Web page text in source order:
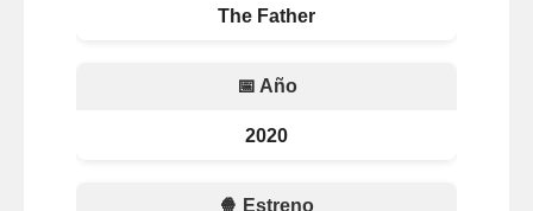
The Father
📅 Año
2020
🍿 Estreno